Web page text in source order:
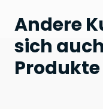
Andere
sich